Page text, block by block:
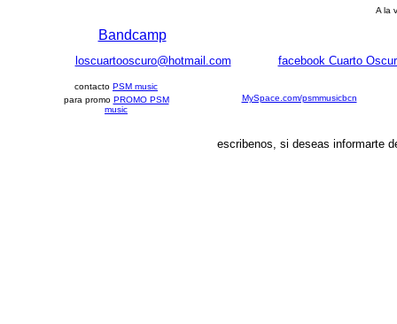
A la
Bandcamp
loscuartooscuro@hotmail.com facebook Cuarto
contacto PSM music
MySpace.com/psmmusicbcn
para promo PROMO PSM
music
escribenos, si deseas informarte